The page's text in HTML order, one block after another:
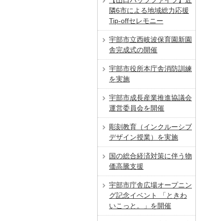
隣6市による地域総力応援
Tip-offセレモニー
宇部市立西岐波保育園新園
舎完成式の開催
宇部市役所本庁舎消防訓練
を実施
宇部市成長産業推進協議会
運営委員会を開催
彫刻教育（インクルーシブ
デザイン授業）を実施
国の総合経済対策に伴う物
価高騰支援
宇部市庁舎広場オープニン
グ記念イベント 「ときわ
いこっと。」を開催